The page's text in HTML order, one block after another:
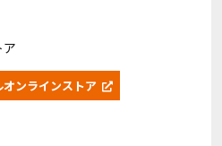
ンラインストア